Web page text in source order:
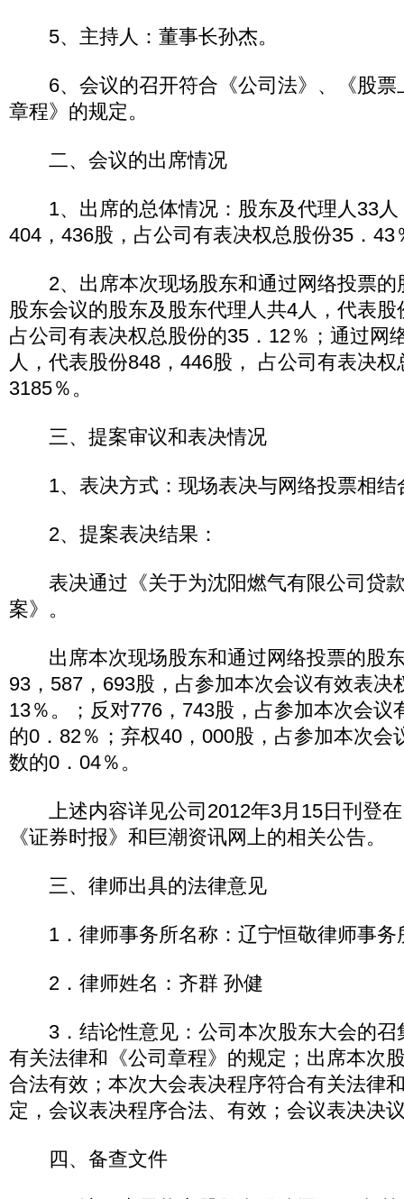
5、主持人：董事长孙杰。
6、会议的召开符合《公司法》、《股票
章程》的规定。
二、会议的出席情况
1、出席的总体情况：股东及代理人33人
404，436股，占公司有表决权总股份35．43
2、出席本次现场股东和通过网络投票的
股东会议的股东及股东代理人共4人，代表
占公司有表决权总股份的35．12％；通过网
人，代表股份848，446股， 占公司有表决权
3185％。
三、提案审议和表决情况
1、表决方式：现场表决与网络投票相结
2、提案表决结果：
表决通过《关于为沈阳燃气有限公司贷
案》。
出席本次现场股东和通过网络投票的股
93，587，693股，占参加本次会议有效表决
13％。；反对776，743股，占参加本次会议
的0．82％；弃权40，000股，占参加本次会
数的0．04％。
上述内容详见公司2012年3月15日刊登在
《证券时报》和巨潮资讯网上的相关公告。
三、律师出具的法律意见
1．律师事务所名称：辽宁恒敬律师事务
2．律师姓名：齐群 孙健
3．结论性意见：公司本次股东大会的召
有关法律和《公司章程》的规定；出席本次
合法有效；本次大会表决程序符合有关法律
定，会议表决程序合法、有效；会议表决决
四、备查文件